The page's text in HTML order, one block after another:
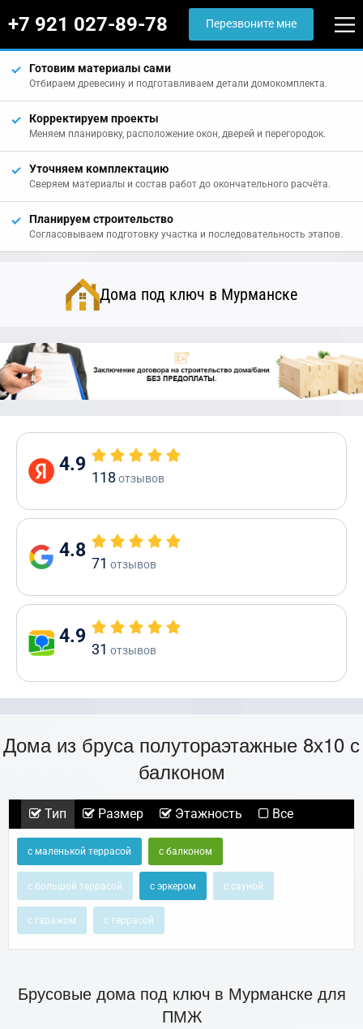
+7 921 027-89-78 Перезвоните мне
Готовим материалы сами
Отбираем древесину и подготавливаем детали домокомплекта.
Корректируем проекты
Меняем планировку, расположение окон, дверей и перегородок.
Уточняем комплектацию
Сверяем материалы и состав работ до окончательного расчёта.
Планируем строительство
Согласовываем подготовку участка и последовательность этапов.
Дома под ключ в Мурманске
4.9
118 отзывов
4.8
71 отзывов
4.9
31 отзывов
Дома из бруса полутораэтажные 8х10 с
балконом
Тип Размер Этажность Все
с маленькой террасой с балконом
с большой террасой с эркером с сауной
с гаражом с террасой
Брусовые дома под ключ в Мурманске для
ПМЖ